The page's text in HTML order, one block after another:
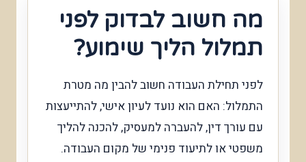
מה חשוב לבדוק לפני
תמלול הליך שימוע?
לפני תחילת העבודה חשוב להבין מה מטרת
התמלול: האם הוא נועד לעיון אישי, להתייעצות
עם עורך דין, להעברה למעסיק, להכנה להליך
משפטי או לתיעוד פנימי של מקום העבודה.